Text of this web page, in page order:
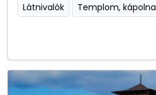
Látnivalók Templom, kápolna